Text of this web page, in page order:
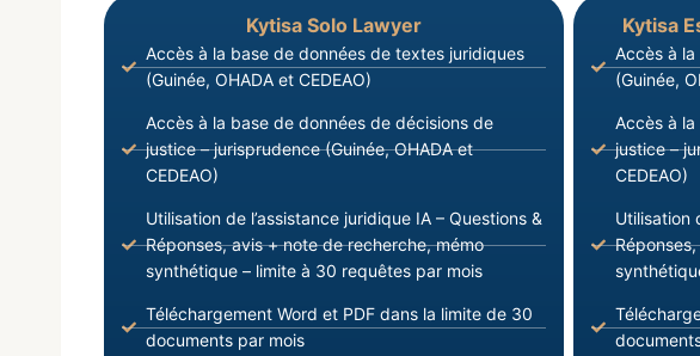
Kytisa Solo Lawyer
Accès à la base de données de textes juridiques
(Guinée, OHADA et CEDEAO)
Accès à la base de données de décisions de
justice – jurisprudence (Guinée, OHADA et
CEDEAO)
Utilisation de l’assistance juridique IA – Questions &
Réponses, avis + note de recherche, mémo
synthétique – limite à 30 requêtes par mois
Téléchargement Word et PDF dans la limite de 30
documents par mois
Kytisa
Accès à
(Guinée,
Accès à
justice –
CEDEAO)
Utilisation